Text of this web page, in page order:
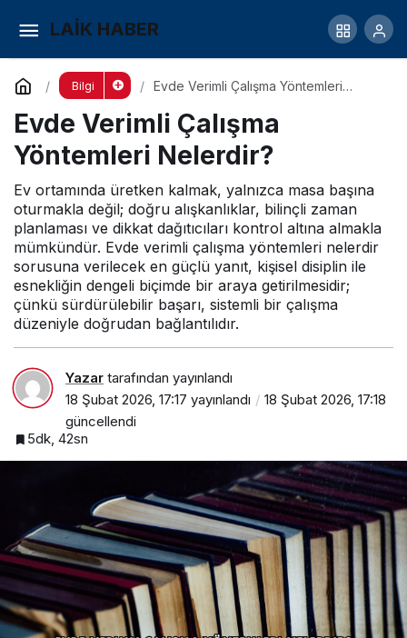
LAİK HABER
Bilgi
Evde Verimli Çalışma Yöntemleri
Evde Verimli Çalışma
Yöntemleri Nelerdir?
Ev ortamında üretken kalmak, yalnızca masa başına
oturmakla değil; doğru alışkanlıklar, bilinçli zaman
planlaması ve dikkat dağıtıcıları kontrol altına almakla
mümkündür. Evde verimli çalışma yöntemleri nelerdir
sorusuna verilecek en güçlü yanıt, kişisel disiplin ile
esnekliğin dengeli biçimde bir araya getirilmesidir;
çünkü sürdürülebilir başarı, sistemli bir çalışma
düzeniyle doğrudan bağlantılıdır.
Yazar tarafından yayınlandı
18 Şubat 2026, 17:17 yayınlandı
18 Şubat 2026, 17:18
güncellendi
5dk, 42sn
Hızlı Okuma Teknikleri Nelerdir?
Yorum Yap